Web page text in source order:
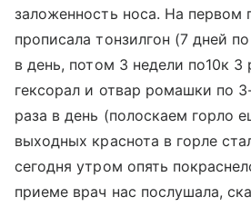
заложенность носа. На первом
прописала тонзилгон (7 дней
в день, потом 3 недели по10к 3
гексорал и отвар ромашки по
раза в день (полоскаем горло
выходных краснота в горле
сегодня утром опять
приеме врач нас послушала,